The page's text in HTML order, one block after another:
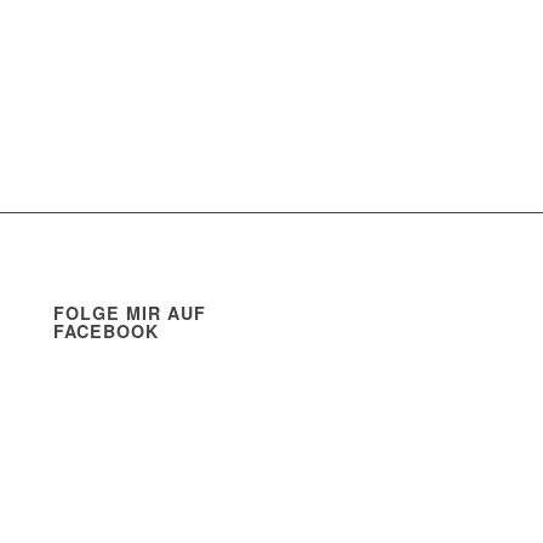
FOLGE MIR AUF
FACEBOOK